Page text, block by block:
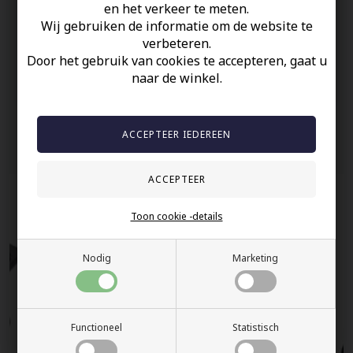
en het verkeer te meten.
Wij gebruiken de informatie om de website te
verbeteren.
Door het gebruik van cookies te accepteren, gaat u
naar de winkel.
Nodig Marketing
Functioneel Statistisch
Toon cookie -details
Op Voorraad
100% nikkelvrij sieraden
60 dagen retour
Anderen gekocht hebben ook